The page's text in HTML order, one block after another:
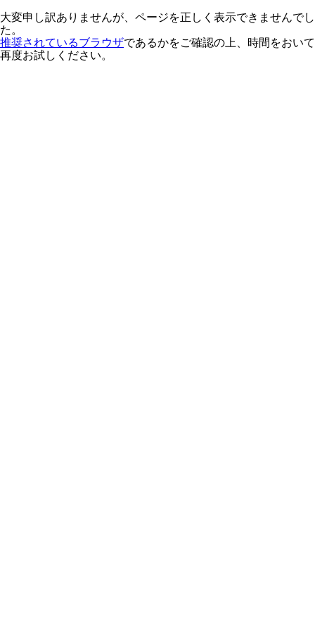
大変申し訳ありませんが、ページを正しく表示できませんでし
た。
推奨されているブラウザであるかをご確認の上、時間をおいて
再度お試しください。